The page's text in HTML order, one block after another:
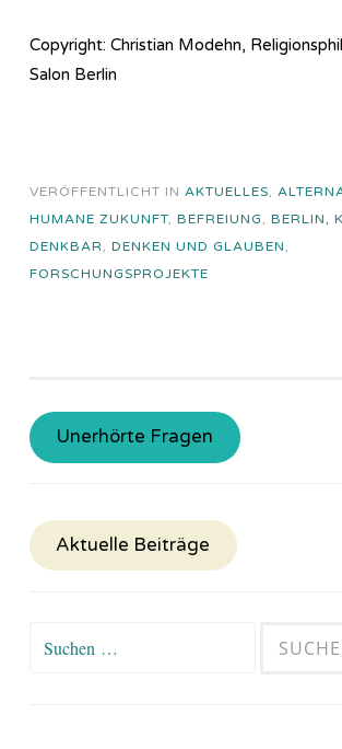
Copyright: Christian Modehn,
Salon Berlin
VERÖFFENTLICHT IN AKTUELLES,
HUMANE ZUKUNFT, BEFREIUNG, BERLIN,
DENKBAR, DENKEN UND GLAUBEN,
FORSCHUNGSPROJEKTE
Unerhörte Fragen
Aktuelle Beiträge
Suchen